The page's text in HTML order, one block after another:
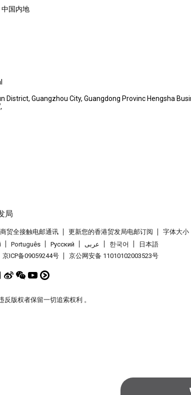
中国内地
District, Guangzhou City, Guangdong Provinc Hengsha
贸全接触电邮通讯 更新您的香港贸发局电邮订阅
字体大小
Português Pусский عربى 한국어
日本語
京ICP备09059244号 京公网安备 11010102003523号
版权者保留一切追索权利 。